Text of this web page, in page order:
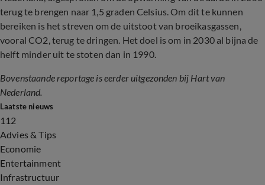
terug te brengen naar 1,5 graden Celsius. Om dit te kunnen
bereiken is het streven om de uitstoot van broeikasgassen,
vooral CO2, terug te dringen. Het doel is om in 2030 al bijna de
helft minder uit te stoten dan in 1990.
Bovenstaande reportage is eerder uitgezonden bij Hart van
Nederland.
Laatste nieuws
112
Advies & Tips
Economie
Entertainment
Infrastructuur